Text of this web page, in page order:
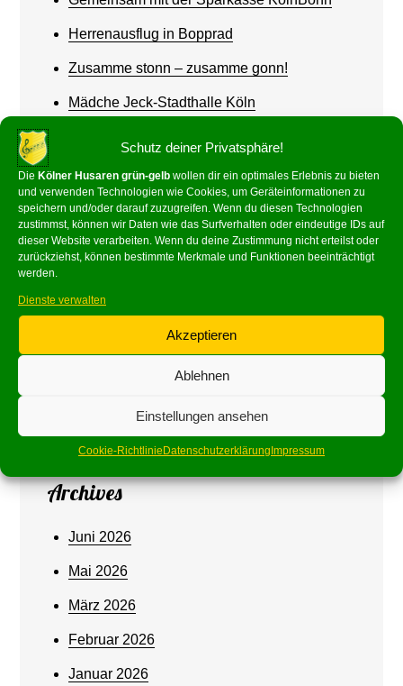
Schutz deiner Privatsphäre!
Die Kölner Husaren grün-gelb wollen dir ein optimales Erlebnis zu bieten
und verwenden Technologien wie Cookies, um Geräteinformationen zu
speichern und/oder darauf zuzugreifen. Wenn du diesen Technologien
zustimmst, können wir Daten wie das Surfverhalten oder eindeutige IDs auf
dieser Website verarbeiten. Wenn du deine Zustimmung nicht erteilst oder
zurückziehst, können bestimmte Merkmale und Funktionen beeinträchtigt
werden.
Dienste verwalten
Akzeptieren
Ablehnen
Einstellungen ansehen
Cookie-Richtlinie Datenschutzerklärung Impressum
Herrenausflug in Bopprad
Zusamme stonn – zusamme gonn!
Mädche Jeck-Stadthalle Köln
Recent Comments
Georg Buchholz
Archives
Juni 2026
Mai 2026
März 2026
Februar 2026
Januar 2026